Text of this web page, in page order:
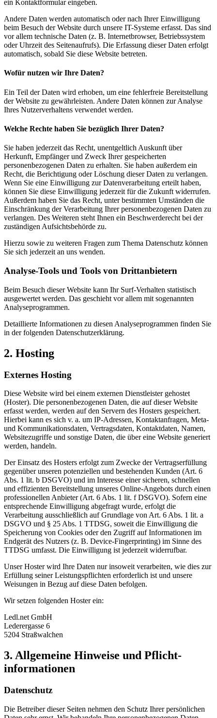
ein Kontaktformular eingeben.
Andere Daten werden automatisch oder nach Ihrer Einwilligung
beim Besuch der Website durch unsere IT-Systeme erfasst. Das sind
vor allem technische Daten (z. B. Internetbrowser, Betriebssystem
oder Uhrzeit des Seitenaufrufs). Die Erfassung dieser Daten erfolgt
automatisch, sobald Sie diese Website betreten.
Wofür nutzen wir Ihre Daten?
Ein Teil der Daten wird erhoben, um eine fehlerfreie Bereitstellung
der Website zu gewährleisten. Andere Daten können zur Analyse
Ihres Nutzerverhaltens verwendet werden.
Welche Rechte haben Sie bezüglich Ihrer Daten?
Sie haben jederzeit das Recht, unentgeltlich Auskunft über
Herkunft, Empfänger und Zweck Ihrer gespeicherten
personenbezogenen Daten zu erhalten. Sie haben außerdem ein
Recht, die Berichtigung oder Löschung dieser Daten zu verlangen.
Wenn Sie eine Einwilligung zur Datenverarbeitung erteilt haben,
können Sie diese Einwilligung jederzeit für die Zukunft widerrufen.
Außerdem haben Sie das Recht, unter bestimmten Umständen die
Einschränkung der Verarbeitung Ihrer personenbezogenen Daten zu
verlangen. Des Weiteren steht Ihnen ein Beschwerderecht bei der
zuständigen Aufsichtsbehörde zu.
Hierzu sowie zu weiteren Fragen zum Thema Datenschutz können
Sie sich jederzeit an uns wenden.
Analyse-Tools und Tools von Dritt­anbietern
Beim Besuch dieser Website kann Ihr Surf-Verhalten statistisch
ausgewertet werden. Das geschieht vor allem mit sogenannten
Analyseprogrammen.
Detaillierte Informationen zu diesen Analyseprogrammen finden Sie
in der folgenden Datenschutzerklärung.
2. Hosting
Externes Hosting
Diese Website wird bei einem externen Dienstleister gehostet
(Hoster). Die personenbezogenen Daten, die auf dieser Website
erfasst werden, werden auf den Servern des Hosters gespeichert.
Hierbei kann es sich v. a. um IP-Adressen, Kontaktanfragen, Meta-
und Kommunikationsdaten, Vertragsdaten, Kontaktdaten, Namen,
Websitezugriffe und sonstige Daten, die über eine Website generiert
werden, handeln.
Der Einsatz des Hosters erfolgt zum Zwecke der Vertragserfüllung
gegenüber unseren potenziellen und bestehenden Kunden (Art. 6
Abs. 1 lit. b DSGVO) und im Interesse einer sicheren, schnellen
und effizienten Bereitstellung unseres Online-Angebots durch einen
professionellen Anbieter (Art. 6 Abs. 1 lit. f DSGVO). Sofern eine
entsprechende Einwilligung abgefragt wurde, erfolgt die
Verarbeitung ausschließlich auf Grundlage von Art. 6 Abs. 1 lit. a
DSGVO und § 25 Abs. 1 TTDSG, soweit die Einwilligung die
Speicherung von Cookies oder den Zugriff auf Informationen im
Endgerät des Nutzers (z. B. Device-Fingerprinting) im Sinne des
TTDSG umfasst. Die Einwilligung ist jederzeit widerrufbar.
Unser Hoster wird Ihre Daten nur insoweit verarbeiten, wie dies zur
Erfüllung seiner Leistungspflichten erforderlich ist und unsere
Weisungen in Bezug auf diese Daten befolgen.
Wir setzen folgenden Hoster ein:
Ledl.net GmbH
Lederergasse 6
5204 Straßwalchen
3. Allgemeine Hinweise und Pflicht­
informationen
Datenschutz
Die Betreiber dieser Seiten nehmen den Schutz Ihrer persönlichen